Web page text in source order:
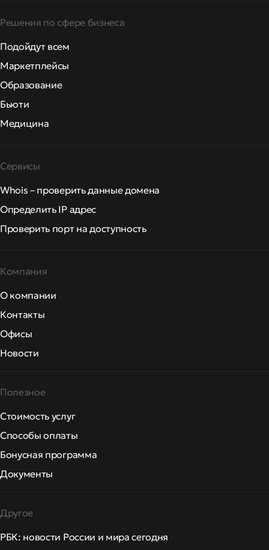
Решения по сфере бизнеса
Подойдут всем
Маркетплейсы
Образование
Бьюти
Медицина
Сервисы
Whois – проверить данные домена
Определить IP адрес
Проверить порт на доступность
Компания
О компании
Контакты
Офисы
Новости
Полезное
Стоимость услуг
Способы оплаты
Бонусная программа
Документы
Другое
РБК: новости России и мира сегодня